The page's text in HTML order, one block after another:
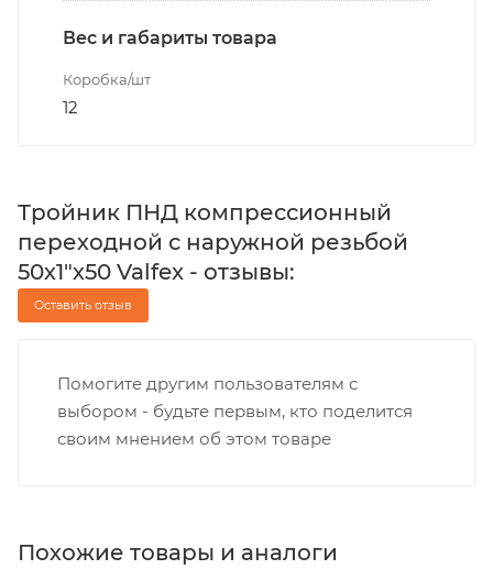
Вес и габариты товара
Коробка/шт
12
Тройник ПНД компрессионный
переходной с наружной резьбой
50х1"х50 Valfex - отзывы:
Оставить отзыв
Помогите другим пользователям с
выбором - будьте первым, кто поделится
своим мнением об этом товаре
Похожие товары и аналоги